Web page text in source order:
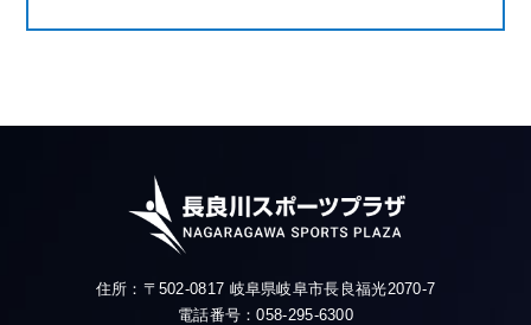
住所：〒502-0817 岐阜県岐阜市長良福光2070-7
電話番号：058-295-6300